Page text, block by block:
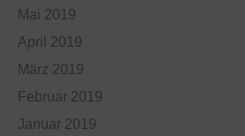
Mai 2019
April 2019
März 2019
Februar 2019
Januar 2019